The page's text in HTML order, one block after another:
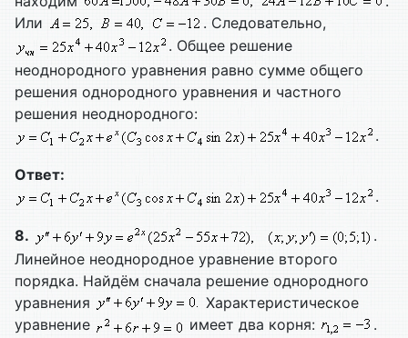
Или
. Следовательно,
. Общее решение
неоднородного уравнения равно сумме общего
решения однородного уравнения и частного
решения неоднородного:
.
Ответ:
.
8.
.
Линейное неоднородное уравнение второго
порядка. Найдём сначала решение однородного
уравнения
Характеристическое
уравнение
имеет два корня:
.